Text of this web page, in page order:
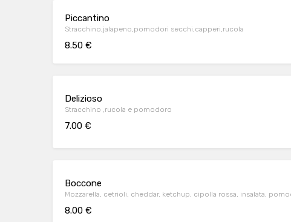
Piccantino
Stracchino,jalapeno,pomodori secchi,capperi,rucola
8.50 €
Delizioso
Stracchino ,rucola e pomodoro
7.00 €
Boccone
Mozzarella, cetrioli, cheddar, ketchup, cipolla rossa, insalata,
8.00 €